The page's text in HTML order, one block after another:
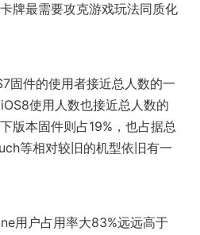
牌最需要攻克游戏玩法同质化
固件的使用者接近总人数的一
使用人数也接近总人数的
版本固件则占19%，也占据总
等相对较旧的机型依旧有一
用户占用率大83%远远高于